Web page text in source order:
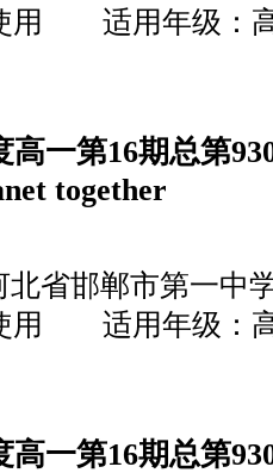
用 适用年级：
高一第16期总第
together
北省邯郸市第一中
用 适用年级：
高一第16期总第